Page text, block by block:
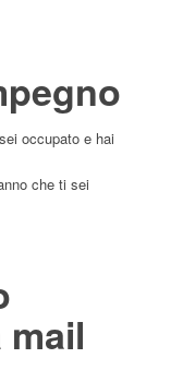
occupato e hai
che ti sei